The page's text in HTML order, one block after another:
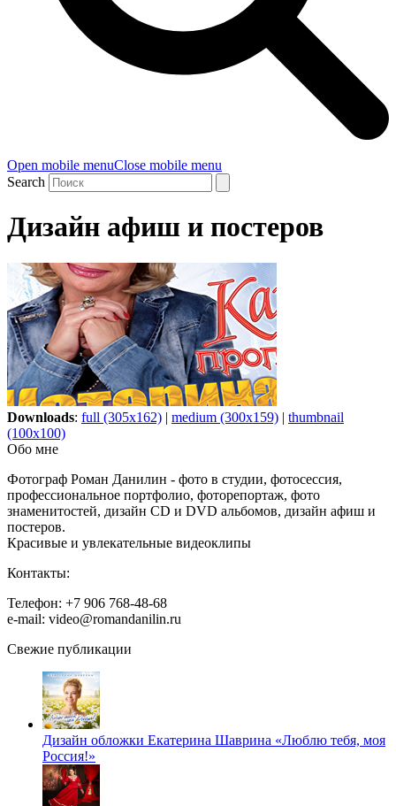
Open mobile menuClose mobile menu
Search
Дизайн афиш и постеров
Downloads: full (305x162) | medium (300x159) | thumbnail
(100x100)
Обо мне
Фотограф Роман Данилин - фото в студии, фотосессия,
профессиональное портфолио, фоторепортаж, фото
знаменитостей, дизайн CD и DVD альбомов, дизайн афиш и
постеров.
Красивые и увлекательные видеоклипы
Контакты:
Телефон: +7 906 768-48-68
e-mail: video@romandanilin.ru
Свежие публикации
Дизайн обложки Екатерина Шаврина «Люблю тебя, моя
Россия!»